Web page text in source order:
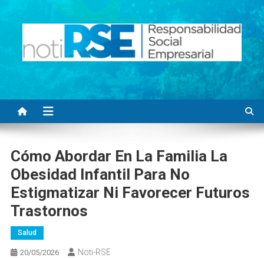
Noti RSE
Noticias con sentido responsable
Cómo Abordar En La Familia La
Obesidad Infantil Para No
Estigmatizar Ni Favorecer Futuros
Trastornos
Salud
20/05/2026 Noti-RSE